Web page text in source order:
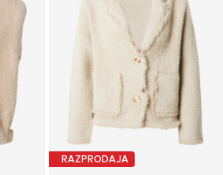
RAZPRODAJA